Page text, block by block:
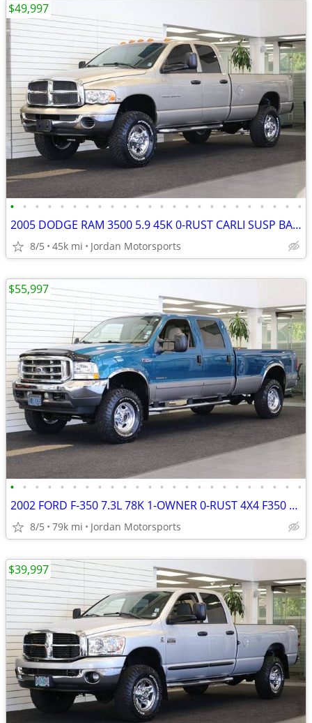
• • • • • • • • • • • • • • • • • • • • • • • •
2005 DODGE RAM 3500 5.9 45K 0-RUST CARLI SUSP BANKS PKG 2500 2006 2007
8/5 45k mi Jordan Motorsports
$49,997
• • • • • • • • • • • • • • • • • • • • • • • •
2002 FORD F-350 7.3L 78K 1-OWNER 0-RUST 4X4 F350 F250 2003 2001 2000
8/5 79k mi Jordan Motorsports
$55,997
$39,997